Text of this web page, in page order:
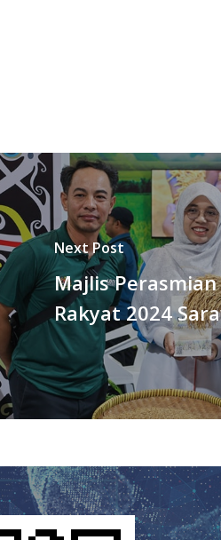
Next Post
Majlis
Rakyat 2024